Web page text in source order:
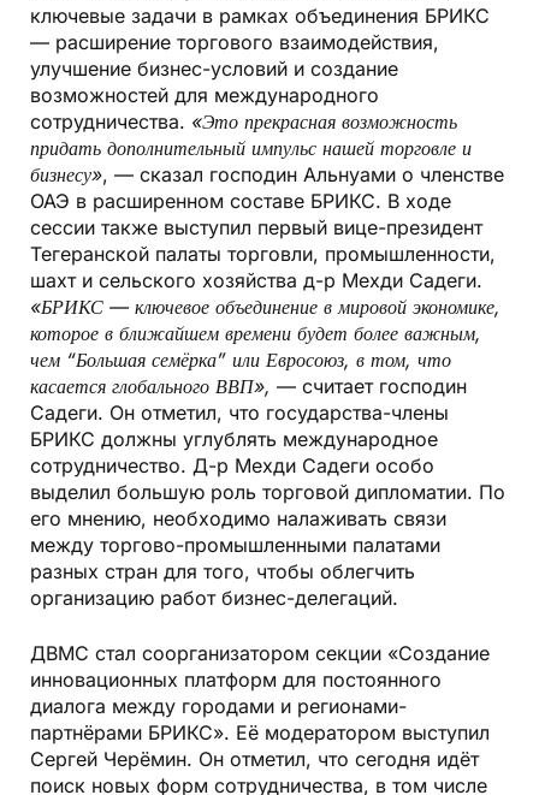
ключевые задачи в рамках объединения БРИКС
— расширение торгового взаимодействия,
улучшение бизнес-условий и создание
возможностей для международного
сотрудничества. «Это прекрасная возможность
придать дополнительный импульс нашей торговле и
бизнесу», — сказал господин Альнуами о членстве
ОАЭ в расширенном составе БРИКС. В ходе
сессии также выступил первый вице-президент
Тегеранской палаты торговли, промышленности,
шахт и сельского хозяйства д-р Мехди Садеги.
«БРИКС — ключевое объединение в мировой экономике,
которое в ближайшем времени будет более важным,
чем “Большая семёрка” или Евросоюз, в том, что
касается глобального ВВП», — считает господин
Садеги. Он отметил, что государства-члены
БРИКС должны углублять международное
сотрудничество. Д-р Мехди Садеги особо
выделил большую роль торговой дипломатии. По
его мнению, необходимо налаживать связи
между торгово-промышленными палатами
разных стран для того, чтобы облегчить
организацию работ бизнес-делегаций.
ДВМС стал соорганизатором секции «Создание
инновационных платформ для постоянного
диалога между городами и регионами-
партнёрами БРИКС». Её модератором выступил
Сергей Черёмин. Он отметил, что сегодня идёт
поиск новых форм сотрудничества, в том числе